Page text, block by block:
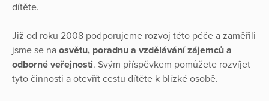
dítěte.
Již od roku 2008 podporujeme rozvoj této péče a zaměřili
jsme se na osvětu, poradnu a vzdělávání zájemců a
odborné veřejnosti. Svým příspěvkem pomůžete rozvíjet
tyto činnosti a otevřít cestu dítěte k blízké osobě.